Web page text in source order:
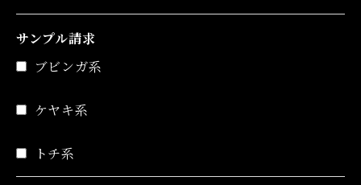
サンプル請求
ブビンガ系
ケヤキ系
トチ系